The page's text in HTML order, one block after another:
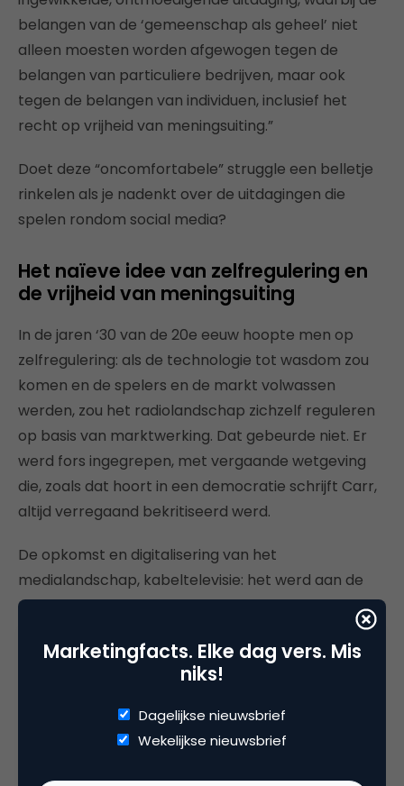
belangen van de ‘gemeenschap als geheel’ niet
alleen moesten worden afgewogen tegen de
belangen van particuliere bedrijven, maar ook
tegen de belangen van individuen, inclusief het
recht op vrijheid van meningsuiting.”
Doet deze “oncomfortabele” struggle een belletje
rinkelen als je nadenkt over de uitdagingen die
spelen rondom social media?
Het naïeve idee van zelfregulering en
de vrijheid van meningsuiting
In de jaren ‘30 van de 20e eeuw hoopte men op
zelfregulering: als de technologie tot wasdom zou
komen en de spelers en de markt volwassen
werden, zou het radiolandschap zichzelf reguleren
op basis van marktwerking. Dat gebeurde niet. Er
werd fors ingegrepen, met vergaande wetgeving
die, zoals dat hoort in een democratie schrijft Carr,
altijd verregaand bekritiseerd werd.
De opkomst en digitalisering van het
medialandschap, kabeltelevisie: het werd aan de
markt overgelaten in een optimistische golf van
marktdenken. De telecommunicatiewet van 1996
gaf onder Clinton de markt de vrije hand en was
ontdaan van bijna alle regulering van
overheidswege die sinds 1934 in stelling was.
De resultaten zijn niet verrassend, vindt Carr. “In
Marketingfacts. Elke dag vers. Mis
niks!
Dagelijkse nieuwsbrief
Wekelijkse nieuwsbrief